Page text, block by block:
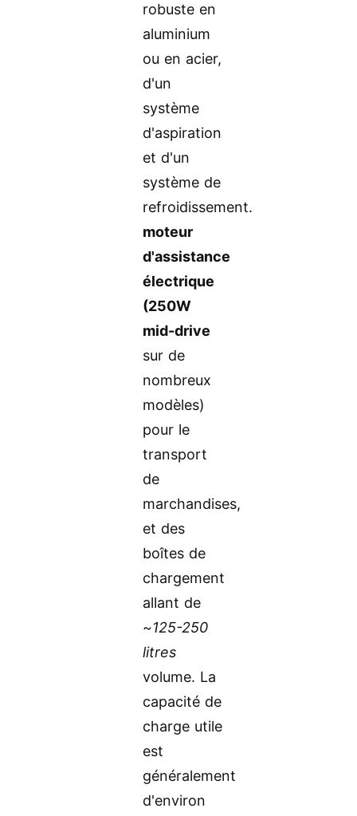
robuste en
aluminium
ou en acier,
d'un
système
d'aspiration
et d'un
système de
refroidissement.
moteur
d'assistance
électrique
(250W
mid-drive
sur de
nombreux
modèles)
pour le
transport
de
marchandises,
et des
boîtes de
chargement
allant de
~125-250
litres
volume. La
capacité de
charge utile
est
généralement
d'environ